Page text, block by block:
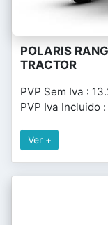
POLARIS
TRACTOR
PVP Sem Iva :
PVP Iva Incluido :
Ver +